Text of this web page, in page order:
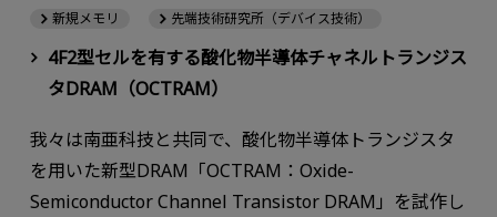
4F2型セルを有する酸化物半導体チャネルトランジス
タDRAM（OCTRAM）
新規メモリ 先端技術研究所（デバイス技術）
我々は南亜科技と共同で、酸化物半導体トランジスタ
を用いた新型DRAM「OCTRAM：Oxide-
Semiconductor Channel Transistor DRAM」を試作し